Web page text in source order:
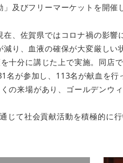
」及びフリーマーケットを開催
在、佐賀県ではコロナ禍の影響
減り、血液の確保が大変厳しい
十分に講じた上で実施。同店
名が参加し、113名が献血を
の来場があり、ゴールデンウ
じて社会貢献活動を積極的に